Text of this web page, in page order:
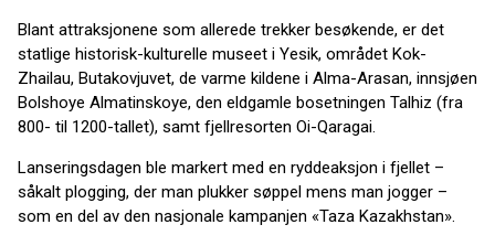
Blant attraksjonene som allerede trekker besøkende, er det
statlige historisk-kulturelle museet i Yesik, området Kok-
Zhailau, Butakovjuvet, de varme kildene i Alma-Arasan, innsjøen
Bolshoye Almatinskoye, den eldgamle bosetningen Talhiz (fra
800- til 1200-tallet), samt fjellresorten Oi-Qaragai.
Lanseringsdagen ble markert med en ryddeaksjon i fjellet –
såkalt plogging, der man plukker søppel mens man jogger –
som en del av den nasjonale kampanjen «Taza Kazakhstan».